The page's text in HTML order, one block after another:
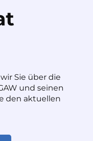
Sie über die
und seinen
den aktuellen